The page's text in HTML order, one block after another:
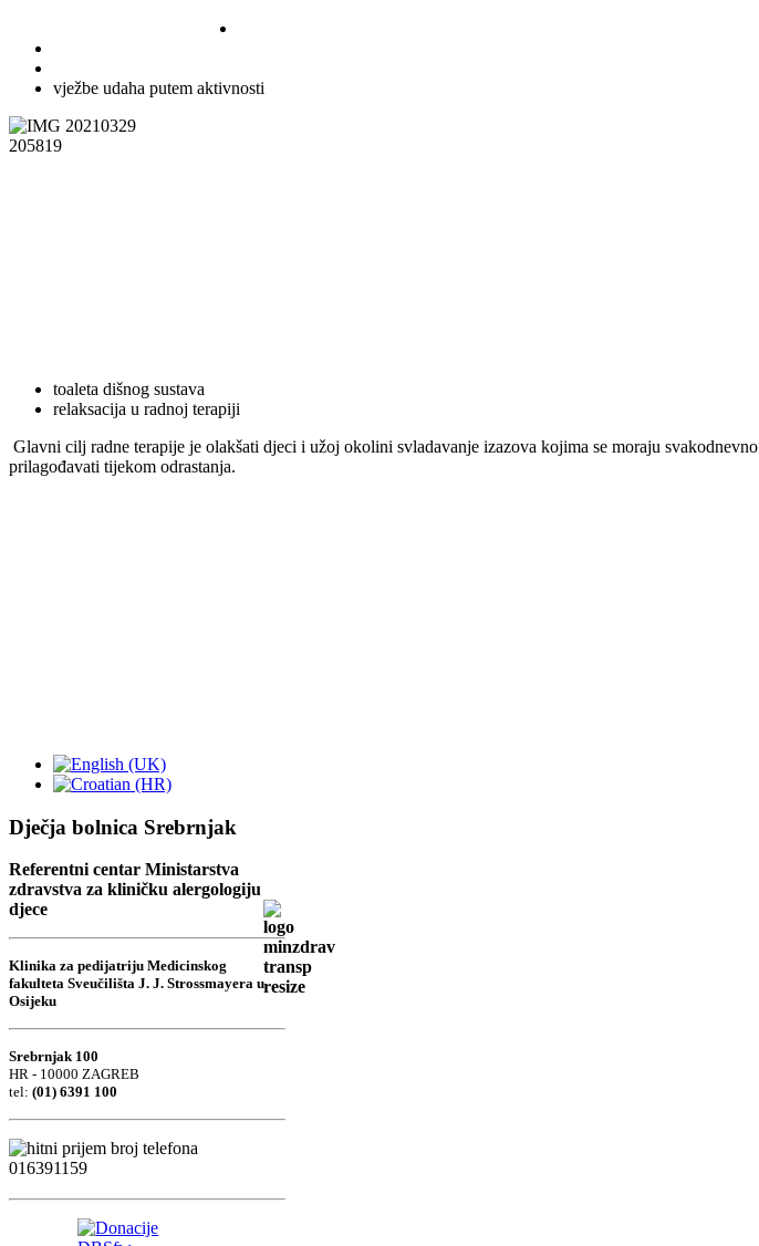
vježbe udaha putem aktivnosti
toaleta dišnog sustava
relaksacija u radnoj terapiji
Glavni cilj radne terapije je olakšati djeci i užoj okolini svladavanje izazova kojima se moraju svakodnevno
prilagođavati tijekom odrastanja.
Dječja bolnica Srebrnjak
Referentni centar Ministarstva
zdravstva za kliničku alergologiju
djece
Klinika za pedijatriju Medicinskog
fakulteta Sveučilišta J. J. Strossmayera u
Osijeku
Srebrnjak 100
HR - 10000 ZAGREB
tel: (01) 6391 100